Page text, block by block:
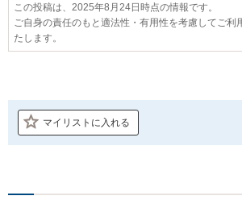
この投稿は、2025年8月24日時点の情報です。
ご自身の責任のもと適法性・有用性を考慮してご利
たします。
マイリストに入れる